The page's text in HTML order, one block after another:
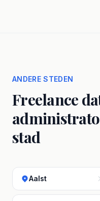
ANDERE STEDEN
Freelance
stad
Aalst